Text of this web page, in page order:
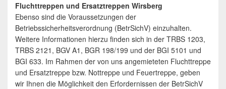
Fluchttreppen und Ersatztreppen Wirsberg
Ebenso sind die Voraussetzungen der
Betriebssicherheitsverordnung (BetrSichV) einzuhalten.
Weitere Informationen hierzu finden sich in der TRBS 1203,
TRBS 2121, BGV A1, BGR 198/199 und der BGI 5101 und
BGI 633. Im Rahmen der von uns angemieteten Fluchttreppe
und Ersatztreppe bzw. Nottreppe und Feuertreppe, geben
wir Ihnen die Möglichkeit den Erfordernissen der BetrSichV